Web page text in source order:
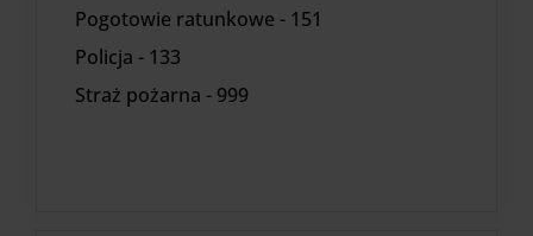
Pogotowie ratunkowe - 151
Policja - 133
Straż pożarna - 999